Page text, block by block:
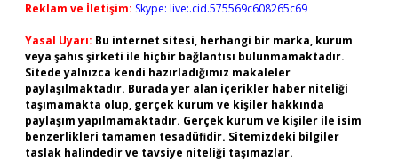
Reklam ve İletişim: Skype: live:.cid.575569c608265c69
Yasal Uyarı: Bu internet sitesi, herhangi bir marka, kurum
veya şahıs şirketi ile hiçbir bağlantısı bulunmamaktadır.
Sitede yalnızca kendi hazırladığımız makaleler
paylaşılmaktadır. Burada yer alan içerikler haber niteliği
taşımamakta olup, gerçek kurum ve kişiler hakkında
paylaşım yapılmamaktadır. Gerçek kurum ve kişiler ile isim
benzerlikleri tamamen tesadüfidir. Sitemizdeki bilgiler
taslak halindedir ve tavsiye niteliği taşımazlar.